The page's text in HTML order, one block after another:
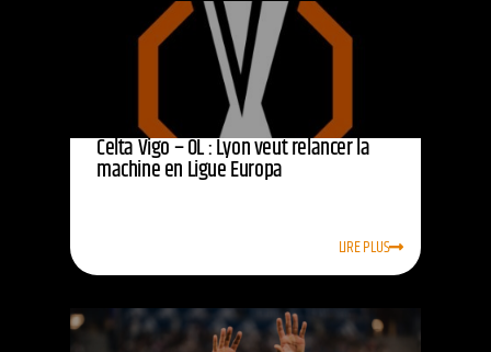
Celta Vigo – OL : Lyon veut relancer la
machine en Ligue Europa
LIRE PLUS